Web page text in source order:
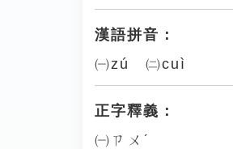
漢語拼音：
㈠zú ㈡cuì
正字釋義：
㈠ㄗㄨˊ